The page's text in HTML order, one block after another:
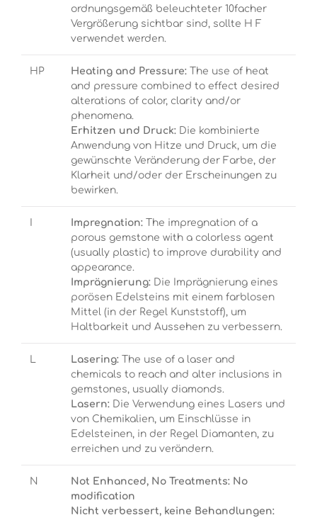
ordnungsgemäß beleuchteter 10facher
Vergrößerung sichtbar sind, sollte H F
verwendet werden.
HP Heating and Pressure: The use of heat
and pressure combined to effect desired
alterations of color, clarity and/or
phenomena.
Erhitzen und Druck: Die kombinierte
Anwendung von Hitze und Druck, um die
gewünschte Veränderung der Farbe, der
Klarheit und/oder der Erscheinungen zu
bewirken.
Impregnation: The impregnation of a
porous gemstone with a colorless agent
(usually plastic) to improve durability and
appearance.
Imprägnierung: Die Imprägnierung eines
porösen Edelsteins mit einem farblosen
Mittel (in der Regel Kunststoff), um
Haltbarkeit und Aussehen zu verbessern.
L Lasering: The use of a laser and
chemicals to reach and alter inclusions in
gemstones, usually diamonds.
Lasern: Die Verwendung eines Lasers und
von Chemikalien, um Einschlüsse in
Edelsteinen, in der Regel Diamanten, zu
erreichen und zu verändern.
N
Not Enhanced, No Treatments: No
modification
Nicht verbessert, keine Behandlungen: